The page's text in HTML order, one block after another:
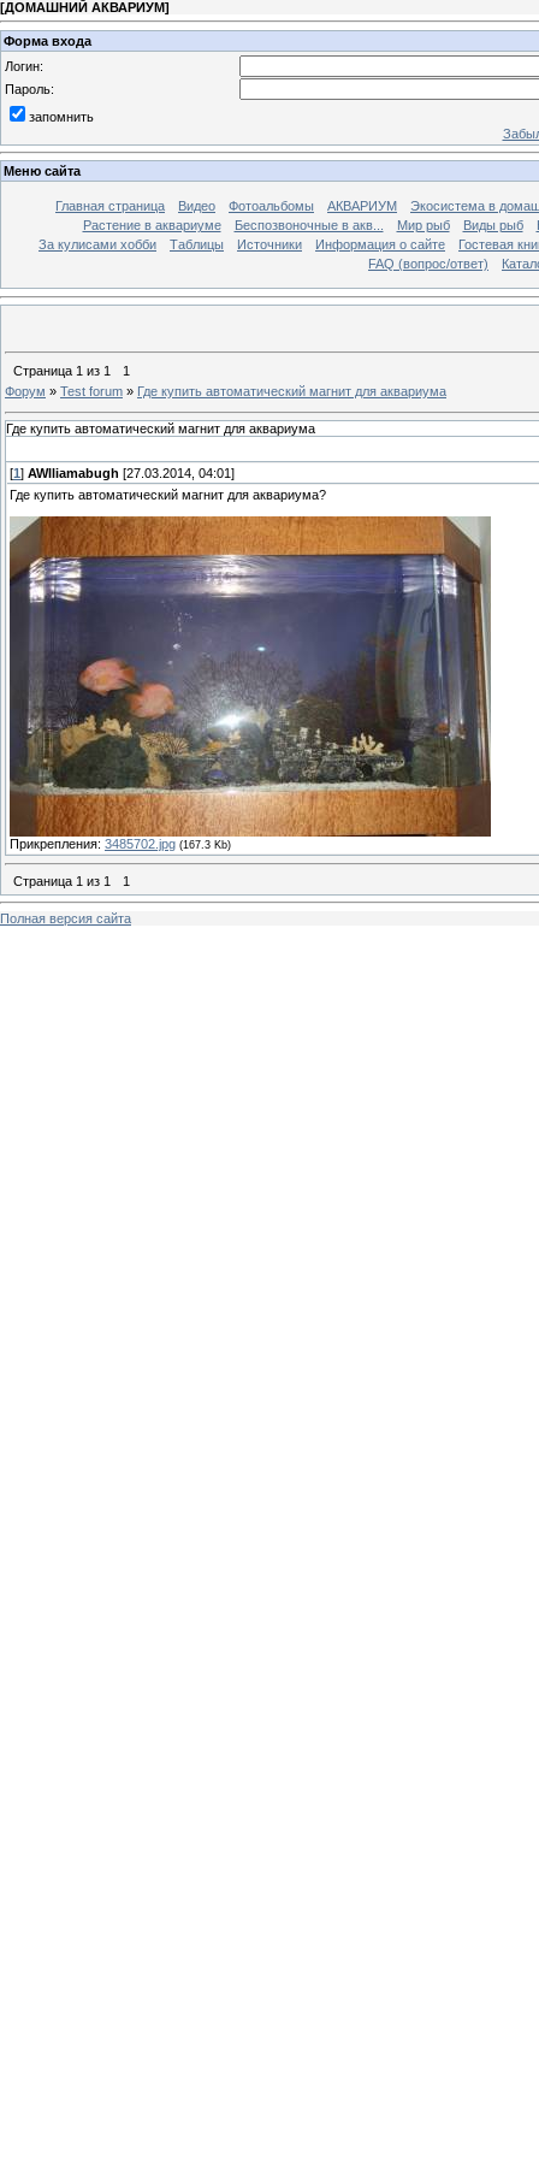
[ДОМАШНИЙ АКВАРИУМ]
Форма входа
Логин:
Пароль:
запомнить
Меню сайта
Главная страница Видео Фотоальбомы АКВАРИУМ
Экосистема в
Растение в аквариуме
Беспозвоночные в акв... Мир рыб Виды рыб
За кулисами хобби
Таблицы Источники Информация о сайте
Гостевая
FAQ (вопрос/ответ)
Страница 1 из 1
1
Форум » Test forum » Где купить автоматический магнит для аквариума
Где купить автоматический магнит для аквариума
[1 ] AWlliamabugh [27.03.2014, 04:01]
Где купить автоматический магнит для аквариума?
Прикрепления: 3485702.jpg (167.3 Kb)
Страница 1 из 1 1
Полная версия сайта